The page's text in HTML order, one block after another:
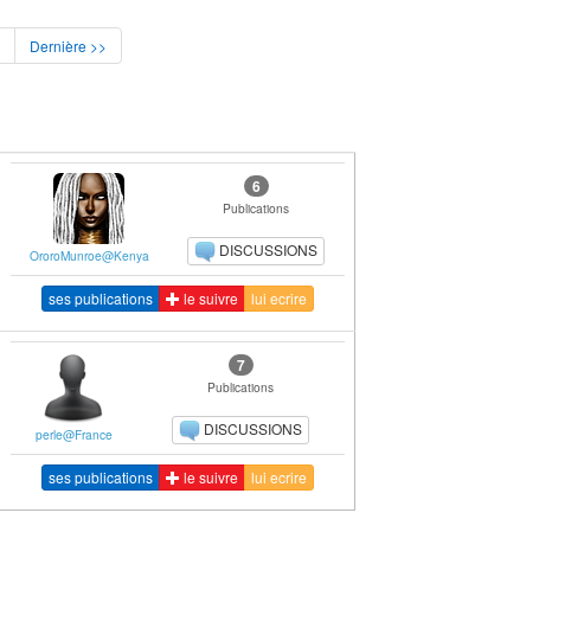
Dernière >>
OroroMunroe@Kenya
6
Publications
DISCUSSIONS
ses publications le suivre lui ecrire
perle@France
7
Publications
DISCUSSIONS
ses publications le suivre lui ecrire